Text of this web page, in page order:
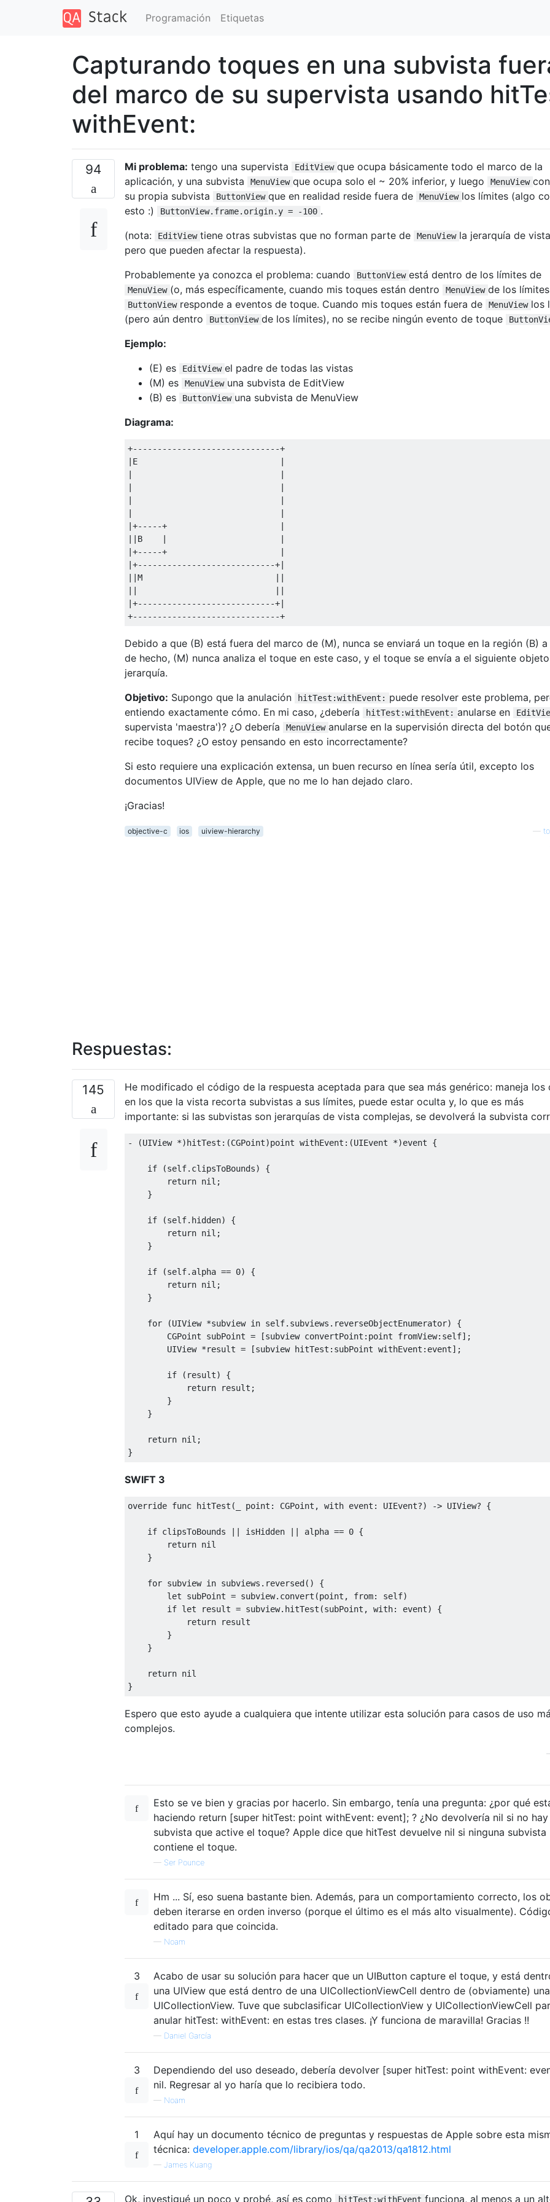
Programación Etiquetas
Capturando toques en una subvista
del marco de su supervista usando
withEvent:
94 Mi problema: tengo una supervista EditView que ocupa básicamente todo el marco de la
aplicación, y una subvista
MenuView que ocupa solo el ~ 20% inferior, y luego MenuView
su propia subvista
ButtonView que en realidad reside fuera de MenuView los límites (algo
esto :)
ButtonView.frame.origin.y = -100 .
(nota:
EditView tiene otras subvistas que no forman parte de MenuView la jerarquía de
pero que pueden afectar la respuesta).
Probablemente ya conozca el problema: cuando
ButtonView está dentro de los límites de
MenuView (o, más específicamente, cuando mis toques están dentro MenuView de los
ButtonView responde a eventos de toque. Cuando mis toques están fuera de MenuView los
(pero aún dentro
ButtonView de los límites), no se recibe ningún evento de toque
Ejemplo:
(E) es
EditView el padre de todas las vistas
(M) es
MenuView una subvista de EditView
(B) es
ButtonView una subvista de MenuView
Diagrama:
+------------------------------+
| E
|
|
|
|
|
|
|
|
|
|+-----+
|
|| B |
|
|+-----+
|
|+----------------------------+|
||M
||
||
||
|+----------------------------+|
+------------------------------+
Debido a que (B) está fuera del marco de (M), nunca se enviará un toque en la región (B) a
de hecho, (M) nunca analiza el toque en este caso, y el toque se envía a el siguiente
jerarquía.
Objetivo: Supongo que la anulación hitTest:withEvent: puede resolver este problema,
entiendo exactamente cómo. En mi caso, ¿debería
hitTest:withEvent: anularse en
supervista 'maestra')? ¿O debería
MenuView anularse en la supervisión directa del botón
recibe toques? ¿O estoy pensando en esto incorrectamente?
Si esto requiere una explicación extensa, un buen recurso en línea sería útil, excepto los
documentos UIView de Apple, que no me lo han dejado claro.
¡Gracias!
objective-c ios uiview-hierarchy
Respuestas:
145
He modificado el código de la respuesta aceptada para que sea más genérico: maneja los
en los que la vista recorta subvistas a sus límites, puede estar oculta y, lo que es más
importante: si las subvistas son jerarquías de vista complejas, se devolverá la subvista
- (UIView *)hitTest :(CGPoint)point withEvent :(UIEvent *)event {
if (self. clipsToBounds)
{
return nil ;
}
if (self. hidden)
{
return nil ;
}
if (self. alpha == 0)
{
return nil ;
}
for (UIView *subview in self. subviews . reverseObjectEnumerator)
{
CGPoint subPoint = [subview convertPoint : point fromView: self];
UIView *result = [subview hitTest : subPoint withEvent : event];
if ( result)
{
return result ;
}
}
return nil ;
}
SWIFT 3
override func hitTest ( _ point : CGPoint , with event : UIEvent?) -> UIView? {
if clipsToBounds || isHidden || alpha == 0 {
return nil
}
for subview in subviews . reversed()
{
        let subPoint
= subview. convert (point , from: self)
if let result = subview. hitTest (subPoint , with: event)
{
return result
}
}
return
}
Espero que esto ayude a cualquiera que intente utilizar esta solución para casos de uso
complejos.
Esto se ve bien y gracias por hacerlo. Sin embargo, tenía una pregunta: ¿por qué
haciendo return [super hitTest: point withEvent: event]; ? ¿No devolvería nil si no hay
subvista que active el toque? Apple dice que hitTest devuelve nil si ninguna subvista
contiene el toque.
— Ser Pounce
Hm ... Sí, eso suena bastante bien. Además, para un comportamiento correcto, los
deben iterarse en orden inverso (porque el último es el más alto visualmente).
editado para que coincida.
— Noam
3
Acabo de usar su solución para hacer que un UIButton capture el toque, y está
una UIView que está dentro de una UICollectionViewCell dentro de (obviamente) una
UICollectionView. Tuve que subclasificar UICollectionView y UICollectionViewCell
anular hitTest: withEvent: en estas tres clases. ¡Y funciona de maravilla! Gracias !!
— Daniel García
3
Dependiendo del uso deseado, debería devolver [super hitTest: point withEvent:
nil. Regresar al yo haría que lo recibiera todo.
— Noam
1
Aquí hay un documento técnico de preguntas y respuestas de Apple sobre esta
técnica: developer.apple.com/library/ios/qa/qa2013/qa1812.html
— James Kuang
Ok, investigué un poco y probé, así es como hitTest:withEvent funciona, al menos a un